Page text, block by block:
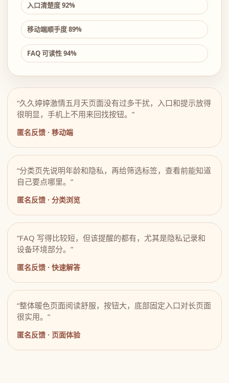
入口清楚度 92%
移动端顺手度 89%
FAQ 可读性 94%
“久久婷婷激情五月天页面没有过多干扰，入口和提示放得
很明显，手机上不用来回找按钮。”
匿名反馈 · 移动端
“分类页先说明年龄和隐私，再给筛选标签，查看前能知道
自己要点哪里。”
匿名反馈 · 分类浏览
“FAQ 写得比较短，但该提醒的都有，尤其是隐私记录和
设备环境部分。”
匿名反馈 · 快速解答
“整体暖色页面阅读舒服，按钮大，底部固定入口对长页面
很实用。”
匿名反馈 · 页面体验